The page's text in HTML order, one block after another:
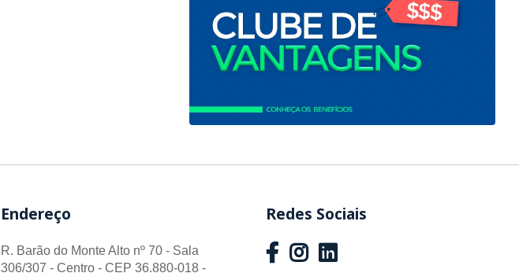
Endereço
R. Barão do Monte Alto nº 70 - Sala
306/307 - Centro - CEP 36.880-018 -
Redes Sociais